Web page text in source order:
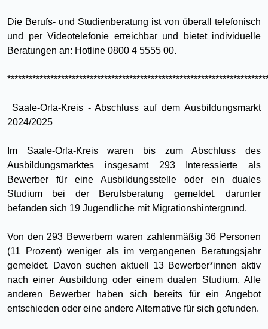
Die Berufs- und Studienberatung ist von überall telefonisch
und per Videotelefonie erreichbar und bietet individuelle
Beratungen an: Hotline 0800 4 5555 00.
Saale-Orla-Kreis - Abschluss auf dem Ausbildungsmarkt
2024/2025
Im Saale-Orla-Kreis waren bis zum Abschluss des
Ausbildungsmarktes insgesamt 293 Interessierte als
Bewerber für eine Ausbildungsstelle oder ein duales
Studium bei der Berufsberatung gemeldet, darunter
befanden sich 19 Jugendliche mit Migrationshintergrund.
Von den 293 Bewerbern waren zahlenmäßig 36 Personen
(11 Prozent) weniger als im vergangenen Beratungsjahr
gemeldet. Davon suchen aktuell 13 Bewerber*innen aktiv
nach einer Ausbildung oder einem dualen Studium. Alle
anderen Bewerber haben sich bereits für ein Angebot
entschieden oder eine andere Alternative für sich gefunden.